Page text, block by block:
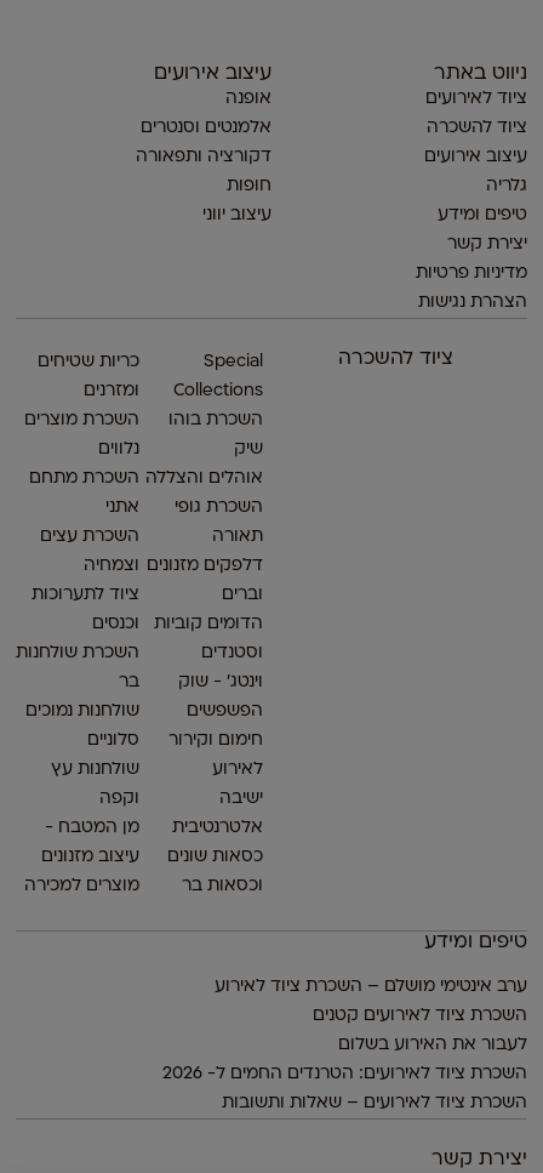
ניווט באתר
ציוד לאירועים
ציוד להשכרה
עיצוב אירועים
גלריה
טיפים ומידע
יצירת קשר
מדיניות פרטיות
הצהרת נגישות
ציוד להשכרה
Special
Collections
השכרת בוהו
שיק
אוהלים והצללה
השכרת גופי
תאורה
דלפקים מזנונים
וברים
הדומים קוביות
וסטנדים
וינטג׳ - שוק
הפשפשים
חימום וקירור
לאירוע
ישיבה
אלטרנטיבית
כסאות שונים
וכסאות בר
כריות שטיחים
ומזרנים
השכרת מוצרים
נלווים
השכרת מתחם
אתני
השכרת עצים
וצמחיה
ציוד לתערוכות
וכנסים
השכרת שולחנות
בר
שולחנות נמוכים
סלוניים
שולחנות עץ
וקפה
מן המטבח -
עיצוב מזנונים
מוצרים למכירה
עיצוב אירועים
אופנה
אלמנטים וסנטרים
דקורציה ותפאורה
חופות
עיצוב יווני
טיפים ומידע
ערב אינטימי מושלם – השכרת ציוד לאירוע
השכרת ציוד לאירועים קטנים
לעבור את האירוע בשלום
השכרת ציוד לאירועים: הטרנדים החמים ל- 2026
השכרת ציוד לאירועים – שאלות ותשובות
יצירת קשר